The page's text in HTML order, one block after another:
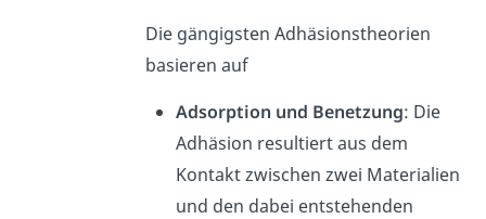
Die gängigsten Adhäsionstheorien
basieren auf
Adsorption und Benetzung: Die
Adhäsion resultiert aus dem
Kontakt zwischen zwei Materialien
und den dabei entstehenden